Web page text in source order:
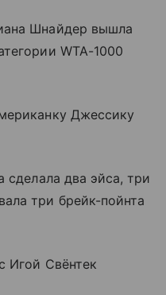
Шнайдер вышла
WTA-1000
Джессику
сделала два эйса, три
три брейк-пойнта
Игой Свёнтек